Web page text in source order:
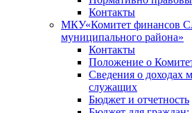
Контакты
МКУ«Комитет финансов
муниципального района»
Контакты
Положение о
Сведения о доходах
служащих
Бюджет и отчетность